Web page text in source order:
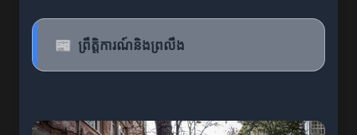
📰 ព្រឹត្តិការណ៍និងព្រលឹង